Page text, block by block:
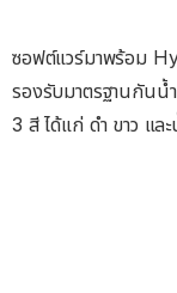
ซอฟต์แวร์มาพร้อม
รองรับมาตรฐานกันน้
3 สี ได้แก่ ดำ ขาว และ